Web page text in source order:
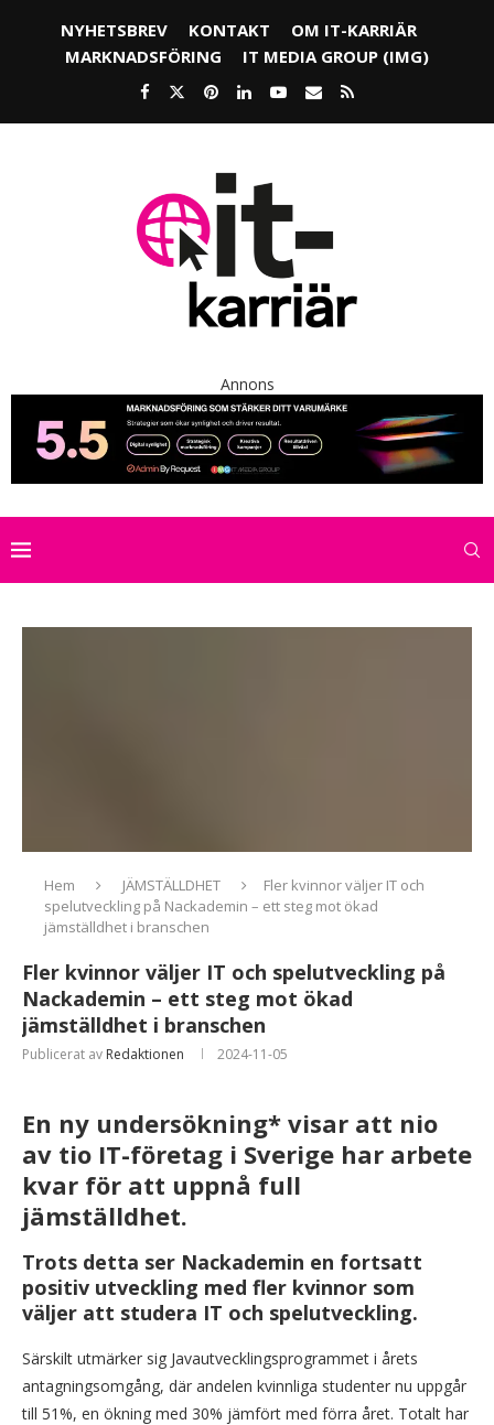
NYHETSBREV KONTAKT
OM IT-KARRIÄR
MARKNADSFÖRING
IT MEDIA GROUP (IMG)
Annons
Hem JÄMSTÄLLDHET
Fler kvinnor väljer IT och
spelutveckling på Nackademin – ett steg mot ökad
jämställdhet i branschen
Fler kvinnor väljer IT och spelutveckling på
Nackademin – ett steg mot ökad
jämställdhet i branschen
Publicerat av Redaktionen 2024-11-05
En ny undersökning* visar att nio
av tio IT-företag i Sverige har arbete
kvar för att uppnå full
jämställdhet.
Trots detta ser Nackademin en fortsatt
positiv utveckling med fler kvinnor som
väljer att studera IT och spelutveckling.
Särskilt utmärker sig Javautvecklingsprogrammet i årets
antagningsomgång, där andelen kvinnliga studenter nu uppgår
till 51%, en ökning med 30% jämfört med förra året. Totalt har